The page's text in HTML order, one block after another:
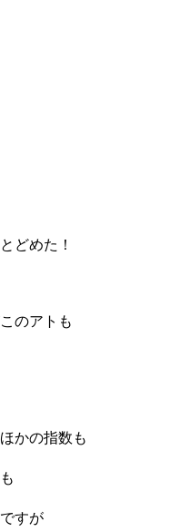
どめた！
のアトも
かの指数も
すが